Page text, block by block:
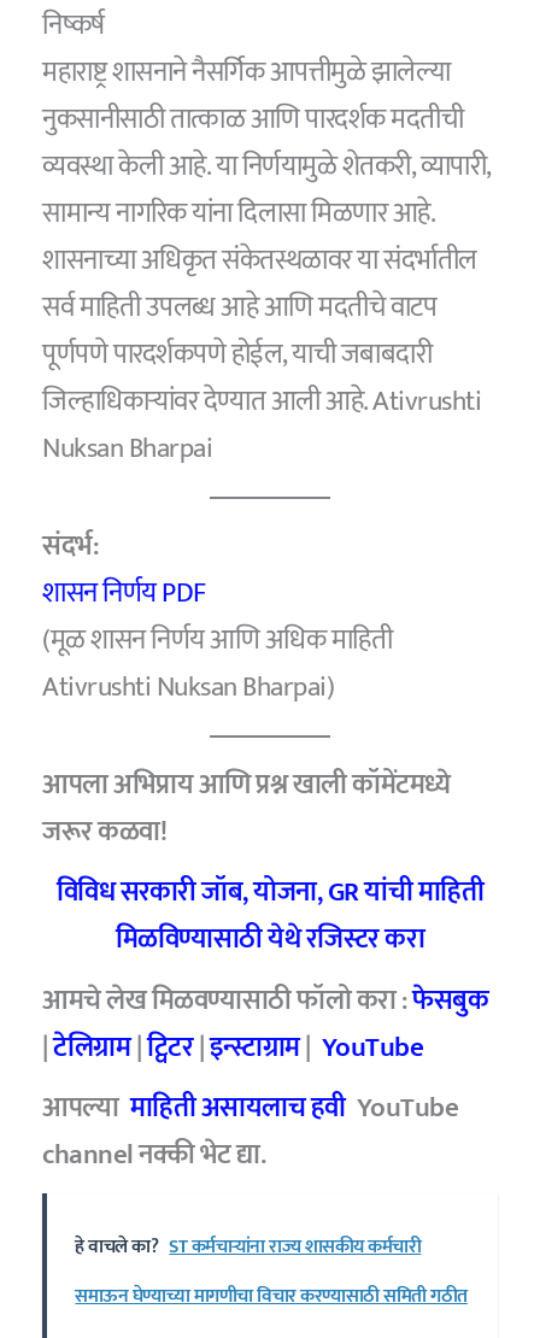
निष्कर्ष
महाराष्ट्र शासनाने नैसर्गिक आपत्तीमुळे झालेल्या
नुकसानीसाठी तात्काळ आणि पारदर्शक मदतीची
व्यवस्था केली आहे. या निर्णयामुळे शेतकरी, व्यापारी,
सामान्य नागरिक यांना दिलासा मिळणार आहे.
शासनाच्या अधिकृत संकेतस्थळावर या संदर्भातील
सर्व माहिती उपलब्ध आहे आणि मदतीचे वाटप
पूर्णपणे पारदर्शकपणे होईल, याची जबाबदारी
जिल्हाधिकाऱ्यांवर देण्यात आली आहे. Ativrushti
Nuksan Bharpai
संदर्भ:
शासन निर्णय PDF
(मूळ शासन निर्णय आणि अधिक माहिती
Ativrushti Nuksan Bharpai)
आपला अभिप्राय आणि प्रश्न खाली कॉमेंटमध्ये
जरूर कळवा!
विविध सरकारी जॉब, योजना, GR यांची माहिती
मिळविण्यासाठी येथे रजिस्टर करा
आमचे लेख मिळवण्यासाठी फॉलो करा :फेसबुक
|टेलिग्राम|ट्विटर|इन्स्टाग्राम| YouTube
आपल्यामाहिती असायलाच हवीYouTube
channel नक्की भेट द्या.
हे वाचले का? ST कर्मचार्‍यांना राज्य शासकीय कर्मचारी
समाऊन घेण्याच्या मागणीचा विचार करण्यासाठी समिती गठीत